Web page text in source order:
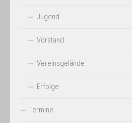
Jugend
Vorstand
Vereinsgelände
Erfolge
Termine